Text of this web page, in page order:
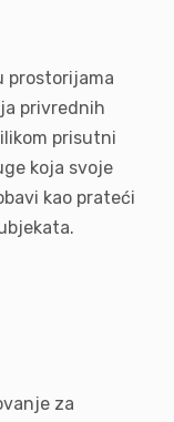
prostorijama
privrednih
prisutni
koja svoje
kao prateći
za